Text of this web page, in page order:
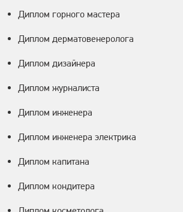
Диплом горного мастера
Диплом дерматовенеролога
Диплом дизайнера
Диплом журналиста
Диплом инженера
Диплом инженера электрика
Диплом капитана
Диплом кондитера